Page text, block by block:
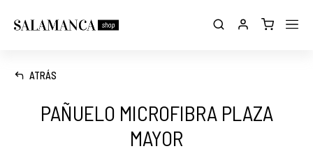
ATRÁS
PAÑUELO MICROFIBRA PLAZA
MAYOR